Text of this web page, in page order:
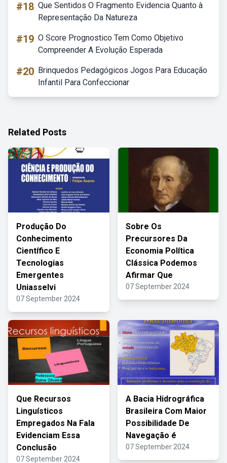
#18 Que Sentidos O Fragmento Evidencia Quanto à
Representação Da Natureza
#19 O Score Prognostico Tem Como Objetivo
Compreender A Evolução Esperada
#20 Brinquedos Pedagógicos Jogos Para Educação
Infantil Para Confeccionar
Related Posts
Produção Do
Conhecimento
Científico E
Tecnologias
Emergentes
Uniasselvi
07 September 2024
Sobre Os
Precursores Da
Economia Política
Clássica Podemos
Afirmar Que
07 September 2024
Que Recursos
Linguísticos
Empregados Na Fala
Evidenciam Essa
Conclusão
07 September 2024
A Bacia Hidrográfica
Brasileira Com Maior
Possibilidade De
Navegação é
07 September 2024